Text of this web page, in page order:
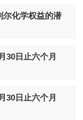
尔化学权益的潜
30日止六个月
30日止六个月